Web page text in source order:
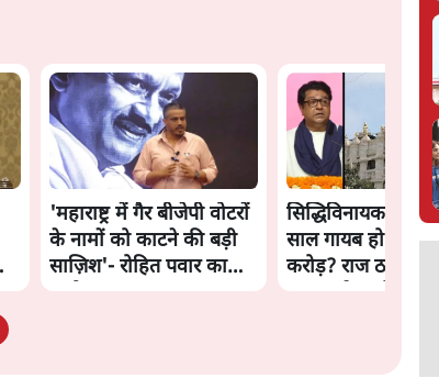
'महाराष्ट्र में गैर बीजेपी वोटरों
के नामों को काटने की बड़ी
साज़िश'- रोहित पवार का
सिद्धिविनायक मंदिर
साल गायब हो रहे थे
करोड़? राज ठाकरे के